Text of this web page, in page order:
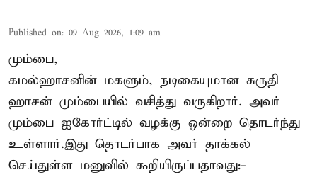
Published on: 09 Aug 2026, 1:09 am
மும்பை,
கமல்ஹாசனின் மகளும், நடிகையுமான சுருதி
ஹாசன் மும்பையில் வசித்து வருகிறார். அவர்
மும்பை ஐகோர்ட்டில் வழக்கு ஒன்றை தொடர்ந்து
உள்ளார்.இது தொடர்பாக அவர் தாக்கல்
செய்துள்ள மனுவில் கூறியிருப்பதாவது:-